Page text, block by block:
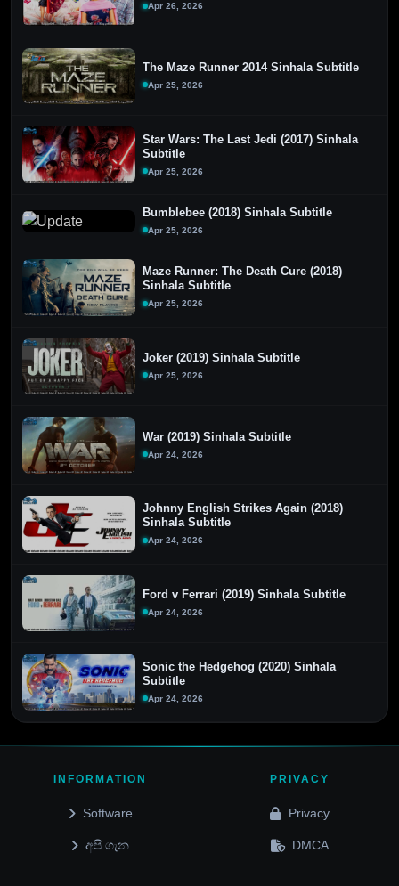
Apr 26, 2026
The Maze Runner 2014 Sinhala Subtitle
Apr 25, 2026
Star Wars: The Last Jedi (2017) Sinhala
Subtitle
Apr 25, 2026
Bumblebee (2018) Sinhala Subtitle
Apr 25, 2026
Maze Runner: The Death Cure (2018)
Sinhala Subtitle
Apr 25, 2026
Joker (2019) Sinhala Subtitle
Apr 25, 2026
War (2019) Sinhala Subtitle
Apr 24, 2026
Johnny English Strikes Again (2018)
Sinhala Subtitle
Apr 24, 2026
Ford v Ferrari (2019) Sinhala Subtitle
Apr 24, 2026
Sonic the Hedgehog (2020) Sinhala
Subtitle
Apr 24, 2026
INFORMATION
Software
අපි ගැන
PRIVACY
Privacy
DMCA